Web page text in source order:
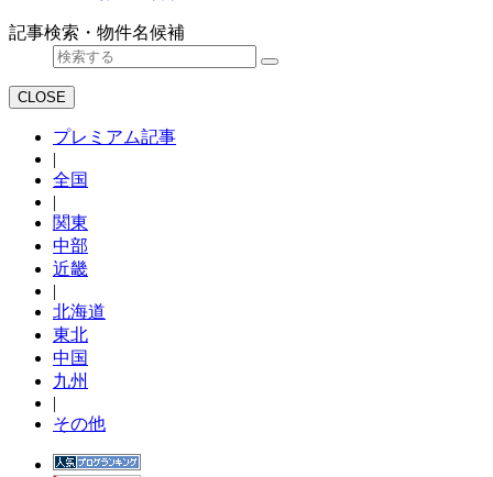
記事検索・物件名候補
CLOSE
プレミアム記事
|
全国
|
関東
中部
近畿
|
北海道
東北
中国
九州
|
その他